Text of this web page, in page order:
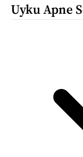
Uyku Apne